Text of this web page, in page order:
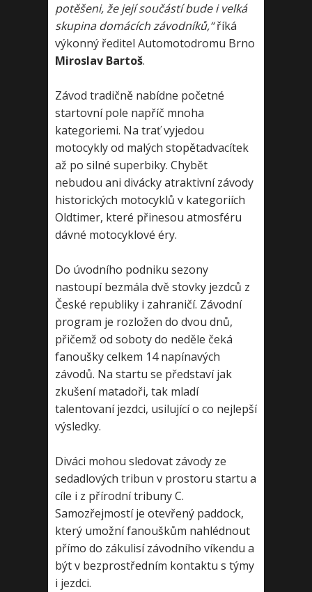
potěšeni, že její součástí bude i velká
skupina domácích závodníků,“říká
výkonný ředitel Automotodromu Brno
Miroslav Bartoš.
Závod tradičně nabídne početné
startovní pole napříč mnoha
kategoriemi. Na trať vyjedou
motocykly od malých stopětadvacítek
až po silné superbiky. Chybět
nebudou ani divácky atraktivní závody
historických motocyklů v kategoriích
Oldtimer, které přinesou atmosféru
dávné motocyklové éry.
Do úvodního podniku sezony
nastoupí bezmála dvě stovky jezdců z
České republiky i zahraničí. Závodní
program je rozložen do dvou dnů,
přičemž od soboty do neděle čeká
fanoušky celkem 14 napínavých
závodů. Na startu se představí jak
zkušení matadoři, tak mladí
talentovaní jezdci, usilující o co nejlepší
výsledky.
Diváci mohou sledovat závody ze
sedadlových tribun v prostoru startu a
cíle i z přírodní tribuny C.
Samozřejmostí je otevřený paddock,
který umožní fanouškům nahlédnout
přímo do zákulisí závodního víkendu a
být v bezprostředním kontaktu s týmy
i jezdci.